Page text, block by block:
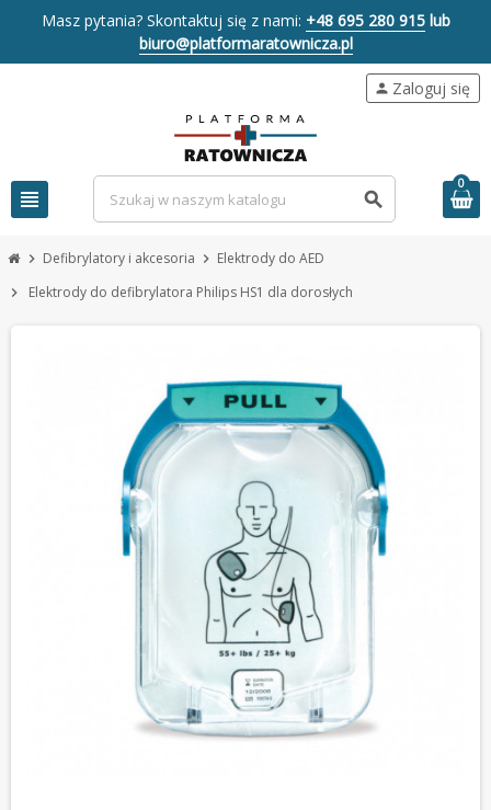
Masz pytania? Skontaktuj się z nami: +48 695 280 915lub
biuro@platformaratownicza.pl
view_headline search
person Zaloguj się
0
chevron_right Defibrylatory i akcesoria chevron_right Elektrody do AED
chevron_right Elektrody do defibrylatora Philips HS1 dla dorosłych